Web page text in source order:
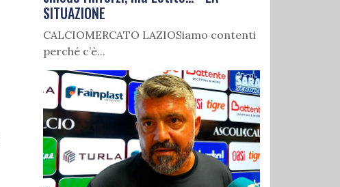
SITUAZIONE
CALCIOMERCATO LAZIOSiamo contenti
perché c’è...